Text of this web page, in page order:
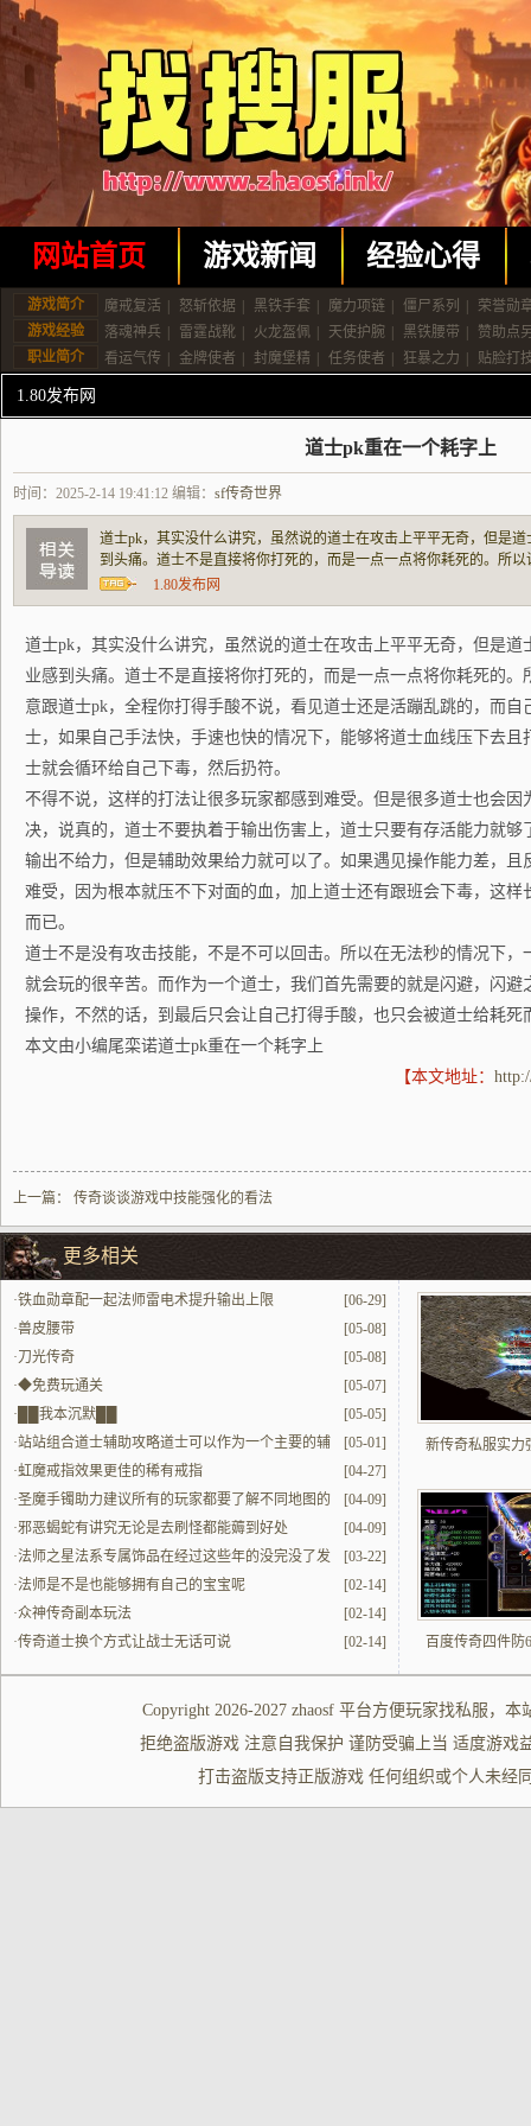
网站首页 游戏新闻 经验心得
游戏简介 魔戒复活 怒斩依据 黑铁手套 魔力项链 僵尸系列
荣誉勋
游戏经验
落魂神兵 雷霆战靴 火龙盔佩 天使护腕 黑铁腰带
赞助点
职业简介
看运气传 金牌使者 封魔堡精 任务使者 狂暴之力 贴脸打
1.80发布网
道士pk重在一个耗字上
时间：2025-2-14 19:41:12 编辑： sf传奇世界
道士pk，其实没什么讲究，虽然说的道士在攻击上平平无奇，但是
到头痛。道士不是直接将你打死的，而是一点一点将你耗死的。所
pk，全程你打得手酸不说，看见道士还是活蹦乱跳的，而自己的内
法快，手速也快的情况下，能够将道士血线压
1.80发布网
道士pk，其实没什么讲究，虽然说的道士在攻击上平平无奇，但是
业感到头痛。道士不是直接将你打死的，而是一点一点将你耗死的
意跟道士pk，全程你打得手酸不说，看见道士还是活蹦乱跳的，而
士，如果自己手法快，手速也快的情况下，能够将道士血线压下去
士就会循环给自己下毒，然后扔符。
不得不说，这样的打法让很多玩家都感到难受。但是很多道士也会因
决，说真的，道士不要执着于输出伤害上，道士只要有存活能力就
输出不给力，但是辅助效果给力就可以了。如果遇见操作能力差，
难受，因为根本就压不下对面的血，加上道士还有跟班会下毒，这
而已。
道士不是没有攻击技能，不是不可以回击。所以在无法秒的情况下
就会玩的很辛苦。而作为一个道士，我们首先需要的就是闪避，闪
操作，不然的话，到最后只会让自己打得手酸，也只会被道士给耗死
本文由小编尾栾诺道士pk重在一个耗字上
【本文地址：
上一篇： 传奇谈谈游戏中技能强化的看法
更多相关
[06-29]
·铁血勋章配一起法师雷电术提升输出上限
[05-08]
·兽皮腰带
[05-08]
·刀光传奇
[05-07]
·◆免费玩通关
[05-05]
· ██我本沉默██
[05-01]
·站站组合道士辅助攻略道士可以作为一个主要的辅
助攻击方式
[04-27]
·虹魔戒指效果更佳的稀有戒指
[04-09]
·圣魔手镯助力建议所有的玩家都要了解不同地图的
宝贝的玛法全职业手镯故事
[04-09]
·邪恶蝎蛇有讲究无论是去刷怪都能薅到好处
[03-22]
·法师之星法系专属饰品在经过这些年的没完没了发
展愈发少见得很
[02-14]
·法师是不是也能够拥有自己的宝宝呢
[02-14]
·众神传奇副本玩法
[02-14]
·传奇道士换个方式让战士无话可说
新传奇私服实力
百度传奇四件防
Copyright 2026-2027 zhaosf平台方便玩家找私服 ，本
拒绝盗版游戏 注意自我保护 谨防受骗上当 适度游戏
打击盗版支持正版游戏 任何组织或个人未经